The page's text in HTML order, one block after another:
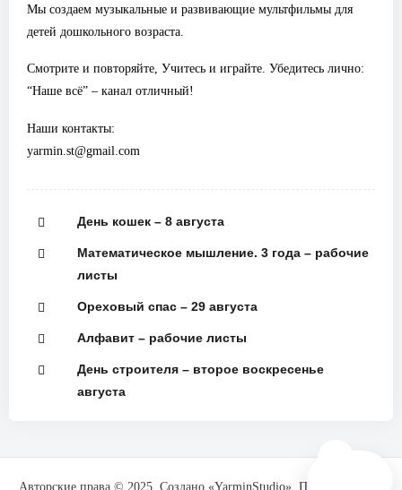
Мы создаем музыкальные и развивающие мультфильмы для
детей дошкольного возраста.
Смотрите и повторяйте, Учитесь и играйте. Убедитесь лично:
“Наше всё” – канал отличный!
Наши контакты:
yarmin.st@gmail.com
День кошек – 8 августа
Математическое мышление. 3 года – рабочие
листы
Ореховый спас – 29 августа
Алфавит – рабочие листы
День строителя – второе воскресенье
августа
Авторские права © 2025. Создано «YarminStudio». При поддержке